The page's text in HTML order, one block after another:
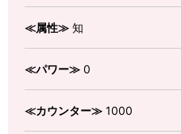
≪属性≫ 知
≪パワー≫ 0
≪カウンター≫ 1000